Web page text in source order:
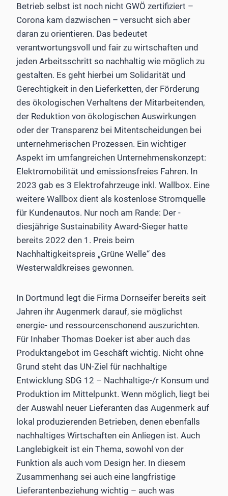
Betrieb selbst ist noch nicht GWÖ zertifiziert –
Corona kam dazwischen – versucht sich aber
daran zu orientieren. Das bedeutet
verantwortungsvoll und fair zu wirtschaften und
jeden Arbeitsschritt so nachhaltig wie möglich zu
gestalten. Es geht hierbei um Solidarität und
Gerechtigkeit in den Lieferketten, der Förderung
des ökologischen Verhaltens der Mitarbeitenden,
der Reduktion von ökologischen Auswirkungen
oder der Transparenz bei Mitentscheidungen bei
unternehmerischen Prozessen. Ein wichtiger
Aspekt im umfangreichen Unternehmenskonzept:
Elektromobilität und emissionsfreies Fahren. In
2023 gab es 3 Elektrofahrzeuge inkl. Wallbox. Eine
weitere Wallbox dient als kostenlose Stromquelle
für Kundenautos. Nur noch am Rande: Der ­
diesjährige Sustainability Award-Sieger hatte
bereits 2022 den 1. Preis beim
Nachhaltigkeitspreis „Grüne Welle“ des
Westerwaldkreises gewonnen.
In Dortmund legt die Firma Dornseifer bereits seit
Jahren ihr Augenmerk darauf, sie möglichst
energie- und ressourcenschonend auszurichten.
Für Inhaber Thomas Doeker ist aber auch das
Produktangebot im Geschäft wichtig. Nicht ohne
Grund steht das UN-Ziel für nachhaltige
Entwicklung SDG 12 – Nachhaltige-/r Konsum und
Produktion im Mittelpunkt. Wenn möglich, liegt bei
der Auswahl neuer Lieferanten das Augenmerk auf
lokal produzierenden Betrieben, denen ebenfalls
nachhaltiges Wirtschaften ein Anliegen ist. Auch
Langlebigkeit ist ein Thema, sowohl von der
Funktion als auch vom Design her. In diesem
Zusammenhang sei auch eine langfristige
Lieferantenbeziehung wichtig – auch was